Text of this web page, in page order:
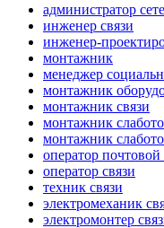
администратор
инженер связи
инженер-
монтажник
менеджер
монтажник
монтажник связи
монтажник
монтажник
оператор почтовой
оператор связи
техник связи
электромеханик
электромонтер